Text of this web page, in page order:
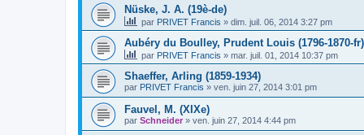
Nüske, J. A. (19è-de)
par PRIVET Francis » dim. juil. 06, 2014 3:27 pm
Aubéry du Boulley, Prudent Louis (1796-1870-fr)
par PRIVET Francis » mar. juil. 01, 2014 10:37 pm
Shaeffer, Arling (1859-1934)
par PRIVET Francis » ven. juin 27, 2014 3:01 pm
Fauvel, M. (XIXe)
par Schneider » ven. juin 27, 2014 4:44 pm